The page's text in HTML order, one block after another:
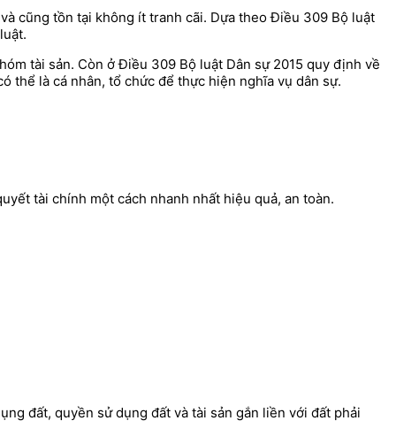
cũng tồn tại không ít tranh cãi. Dựa theo Điều 309 Bộ luật
tài sản. Còn ở Điều 309 Bộ luật Dân sự 2015 quy định về
thể là cá nhân, tổ chức để thực hiện nghĩa vụ dân sự.
tài chính một cách nhanh nhất hiệu quả, an toàn.
đất, quyền sử dụng đất và tài sản gắn liền với đất phải